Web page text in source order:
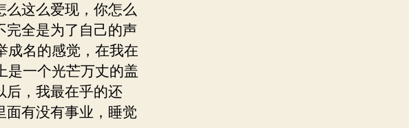
么这么爱现，你怎么
完全是为了自己的声
成名的感觉，在我在
是一个光芒万丈的盖
后，我最在乎的还
面有没有事业，睡觉